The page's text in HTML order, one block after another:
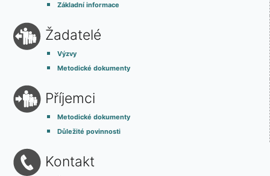
Základní informace
Žadatelé
Výzvy
Metodické dokumenty
Příjemci
Metodické dokumenty
Důležité povinnosti
Kontakt